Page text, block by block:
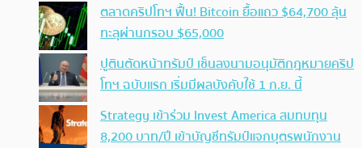
ตลาดคริปโทฯ ฟื้น! Bitcoin ยื้อแถว $64,700 ลุ้น
ทะลุผ่านกรอบ $65,000
ปูตินตัดหน้าทรัมป์ เซ็นลงนามอนุมัติกฎหมายคริป
โทฯ ฉบับแรก เริ่มมีผลบังคับใช้ 1 ก.ย. นี้
Strategy เข้าร่วม Invest America สมทบทุน
8,200 บาท/ปี เข้าบัญชีทรัมป์แจกบุตรพนักงาน